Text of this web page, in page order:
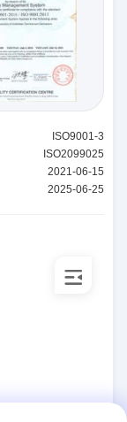
ISO9001-3
ISO2099025
2021-06-15
2025-06-25